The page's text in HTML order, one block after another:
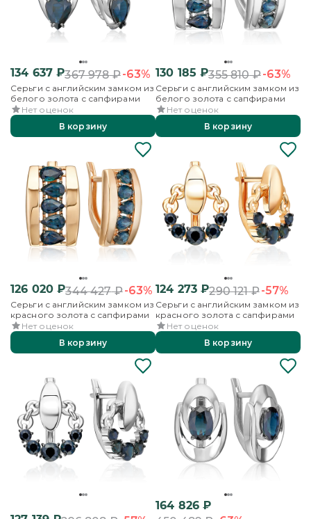
134 637 ₽367 978₽-63%
Серьги с английским замком из
белого золота с сапфирами
Нет оценок
В корзину
130 185 ₽355 810₽-63%
Серьги с английским замком из
белого золота с сапфирами
Нет оценок
В корзину
126 020 ₽344 427₽-63%
Серьги с английским замком из
красного золота с сапфирами
Нет оценок
В корзину
124 273 ₽290 121₽-57%
Серьги с английским замком из
красного золота с сапфирами
Нет оценок
В корзину
164 826 ₽